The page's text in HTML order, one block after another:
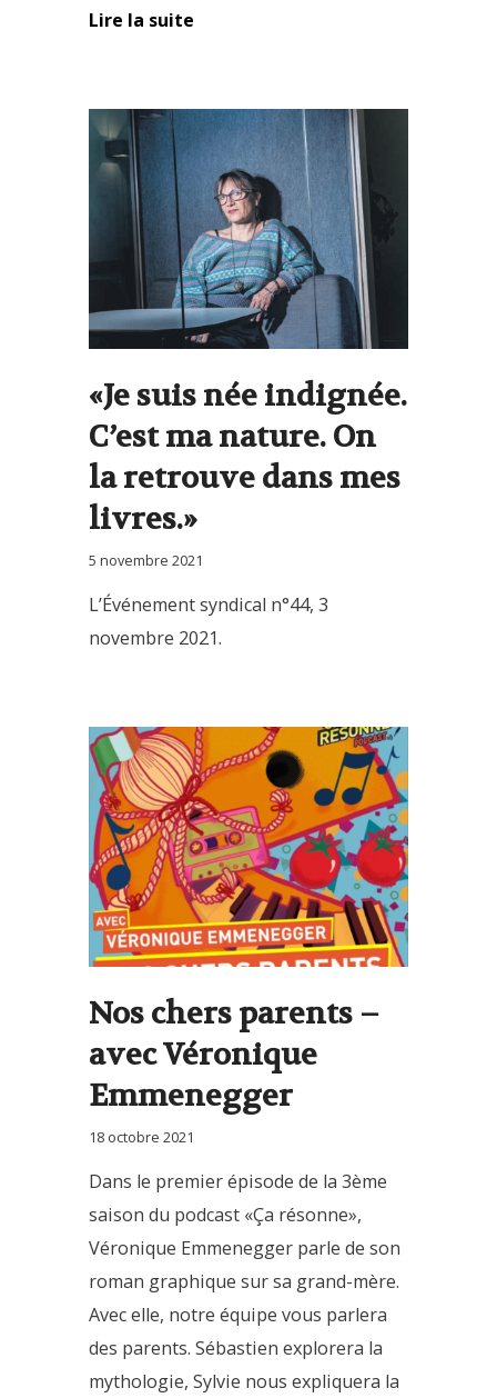
Lire la suite
«Je suis née indignée.
C’est ma nature. On
la retrouve dans mes
livres.»
5 novembre 2021
L’Événement syndical n°44, 3
novembre 2021.
Nos chers parents –
avec Véronique
Emmenegger
18 octobre 2021
Dans le premier épisode de la 3ème
saison du podcast «Ça résonne»,
Véronique Emmenegger parle de son
roman graphique sur sa grand-mère.
Avec elle, notre équipe vous parlera
des parents. Sébastien explorera la
mythologie, Sylvie nous expliquera la